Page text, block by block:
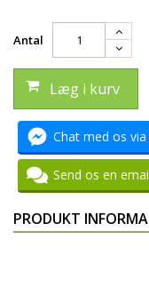
Antal
Læg i kurv
Chat med os
Send os en
PRODUKT